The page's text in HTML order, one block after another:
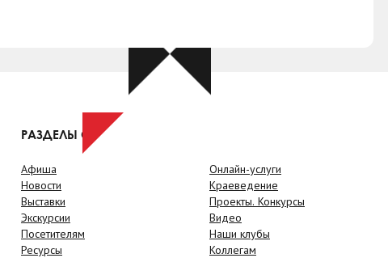
РАЗДЕЛЫ САЙТА
Афиша
Новости
Выставки
Экскурсии
Посетителям
Ресурсы
Онлайн-услуги
Краеведение
Проекты. Конкурсы
Видео
Наши клубы
Коллегам